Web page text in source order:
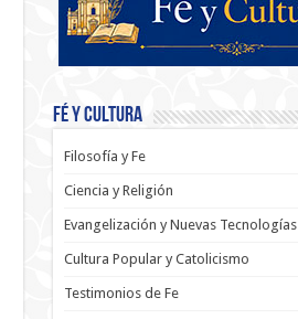
Fé y Cultura
Filosofía y Fe
Ciencia y Religión
Evangelización y Nuevas Tecnologías
Cultura Popular y Catolicismo
Testimonios de Fe